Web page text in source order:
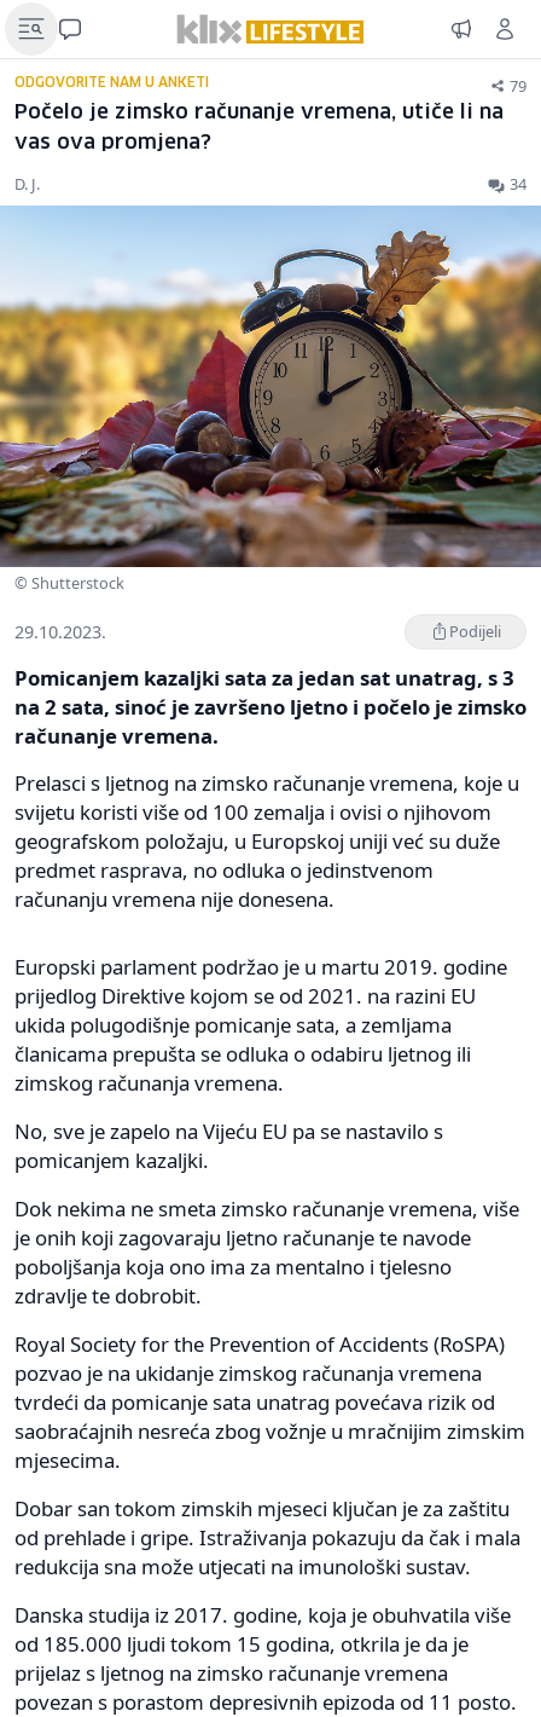
ODGOVORITE NAM U ANKETI 79
Počelo je zimsko računanje vremena, utiče li na
vas ova promjena?
D. J. 34
© Shutterstock
29.10.2023. Podijeli
Pomicanjem kazaljki sata za jedan sat unatrag, s 3
na 2 sata, sinoć je završeno ljetno i počelo je zimsko
računanje vremena.
Prelasci s ljetnog na zimsko računanje vremena, koje u
svijetu koristi više od 100 zemalja i ovisi o njihovom
geografskom položaju, u Europskoj uniji već su duže
predmet rasprava, no odluka o jedinstvenom
računanju vremena nije donesena.
Europski parlament podržao je u martu 2019. godine
prijedlog Direktive kojom se od 2021. na razini EU
ukida polugodišnje pomicanje sata, a zemljama
članicama prepušta se odluka o odabiru ljetnog ili
zimskog računanja vremena.
No, sve je zapelo na Vijeću EU pa se nastavilo s
pomicanjem kazaljki.
Dok nekima ne smeta zimsko računanje vremena, više
je onih koji zagovaraju ljetno računanje te navode
poboljšanja koja ono ima za mentalno i tjelesno
zdravlje te dobrobit.
Royal Society for the Prevention of Accidents (RoSPA)
pozvao je na ukidanje zimskog računanja vremena
tvrdeći da pomicanje sata unatrag povećava rizik od
saobraćajnih nesreća zbog vožnje u mračnijim zimskim
mjesecima.
Dobar san tokom zimskih mjeseci ključan je za zaštitu
od prehlade i gripe. Istraživanja pokazuju da čak i mala
redukcija sna može utjecati na imunološki sustav.
Danska studija iz 2017. godine, koja je obuhvatila više
od 185.000 ljudi tokom 15 godina, otkrila je da je
prijelaz s ljetnog na zimsko računanje vremena
povezan s porastom depresivnih epizoda od 11 posto.